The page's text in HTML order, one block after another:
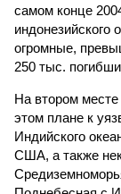
самом конце
огромные,
250 тыс.
На втором месте
этом плане к
Индийского
США, а также